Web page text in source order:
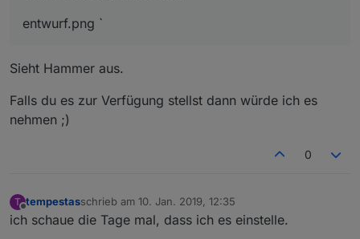
entwurf.png `
Sieht Hammer aus.
Falls du es zur Verfügung stellst dann würde ich es
nehmen ;)
0
T
Offline
tempestasschrieb am 10. Jan. 2019, 12:35
zuletzt editiert von
ich schaue die Tage mal, dass ich es einstelle.